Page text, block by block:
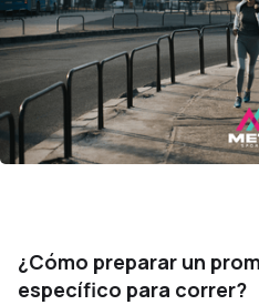
¿Cómo preparar un
específico para correr?